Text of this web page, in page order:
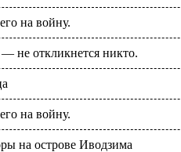
на войну.
не откликнется никто.
на войну.
на острове Иводзима